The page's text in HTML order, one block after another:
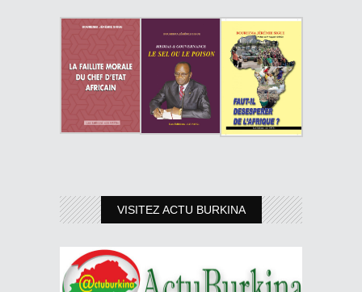
VISITEZ ACTU BURKINA